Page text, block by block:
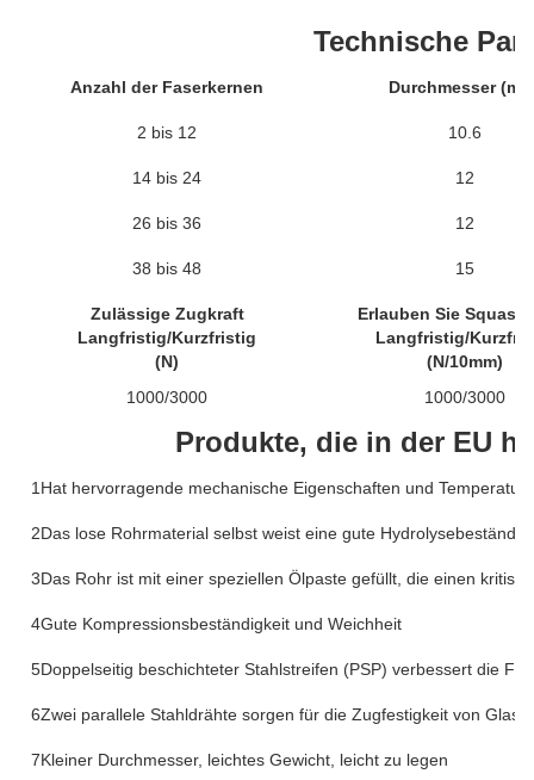
Technische
Anzahl der Faserkernen Durchmesser
2 bis 12 10.6
14 bis 24 12
26 bis 36 12
38 bis 48 15
Zulässige Zugkraft
Langfristig/Kurzfristig
(N)
Erlauben Sie
Langfristig/
(N/10mm)
1000/3000
1000/3000
Produkte, die in der EU
1Hat hervorragende mechanische Eigenschaften und
2Das lose Rohrmaterial selbst weist eine gute
3Das Rohr ist mit einer speziellen Ölpaste gefüllt, die einen
4Gute Kompressionsbeständigkeit und Weichheit
5Doppelseitig beschichteter Stahlstreifen (PSP) verbessert die
6Zwei parallele Stahldrähte sorgen für die Zugfestigkeit von
7Kleiner Durchmesser, leichtes Gewicht, leicht zu legen